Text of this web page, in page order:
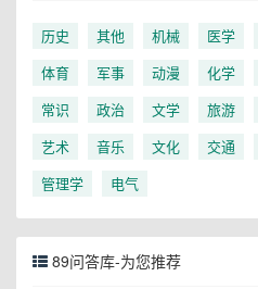
历史 其他 机械 医学
体育
军事 动漫 化学
常识
政治 文学 旅游
艺术
音乐 文化 交通
管理学
电气
89问答库-为您推荐